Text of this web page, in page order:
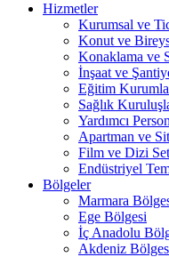
Hizmetler
Kurumsal ve
Konut ve
Konaklama ve
İnşaat ve
Eğitim
Sağlık
Yardımcı
Apartman ve
Film ve Dizi
Endüstriyel
Bölgeler
Marmara
Ege Bölgesi
İç Anadolu
Akdeniz